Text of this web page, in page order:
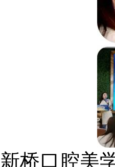
新桥口腔美